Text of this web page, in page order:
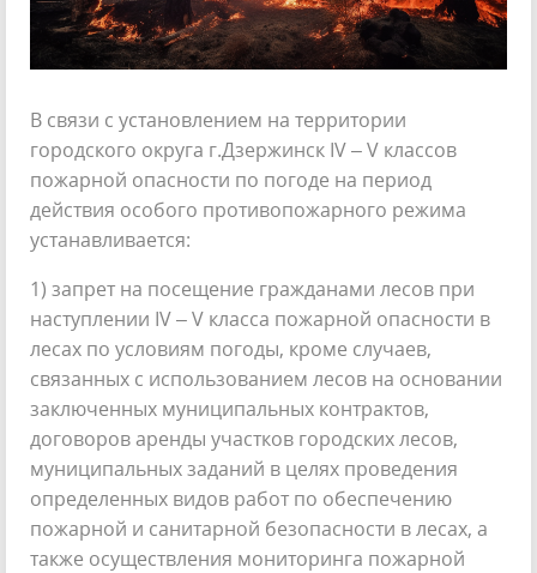
В связи с установлением на территории
городского округа г.Дзержинск IV – V классов
пожарной опасности по погоде на период
действия особого противопожарного режима
устанавливается:
1) запрет на посещение гражданами лесов при
наступлении IV – V класса пожарной опасности в
лесах по условиям погоды, кроме случаев,
связанных с использованием лесов на основании
заключенных муниципальных контрактов,
договоров аренды участков городских лесов,
муниципальных заданий в целях проведения
определенных видов работ по обеспечению
пожарной и санитарной безопасности в лесах, а
также осуществления мониторинга пожарной